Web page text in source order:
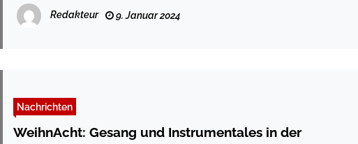
Redakteur 9. Januar 2024
Nachrichten
WeihnAcht: Gesang und Instrumentales in der